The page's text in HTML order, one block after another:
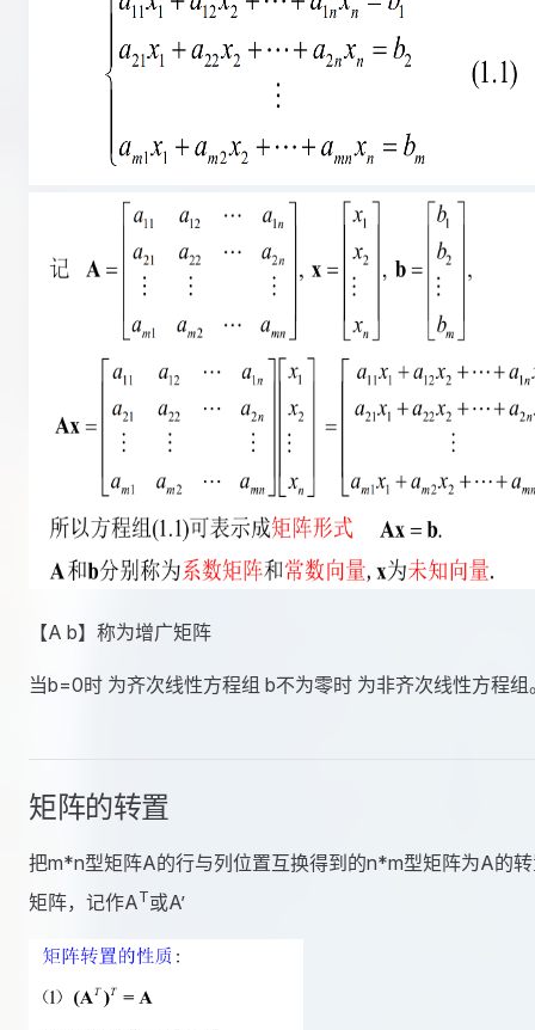
【A b】称为增广矩阵
当b=0时 为齐次线性方程组 b不为零时 为非齐次线性方程组
矩阵的转置
把m*n型矩阵A的行与列位置互换得到的n*m型矩阵为A的
矩阵，记作AT或A’